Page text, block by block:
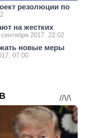
резолюции по
на жестких
сентября 2017, 22:02
новые меры
07:00